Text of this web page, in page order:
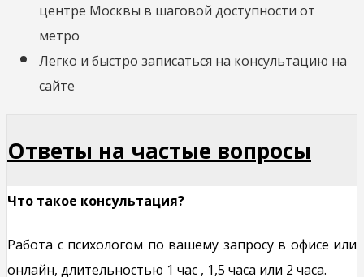
центре Москвы в шаговой доступности от
метро
Легко и быстро записаться на консультацию на
сайте
Ответы на частые вопросы
Что такое консультация?
Работа с психологом по вашему запросу в офисе или
онлайн, длительностью 1 час , 1,5 часа или 2 часа.